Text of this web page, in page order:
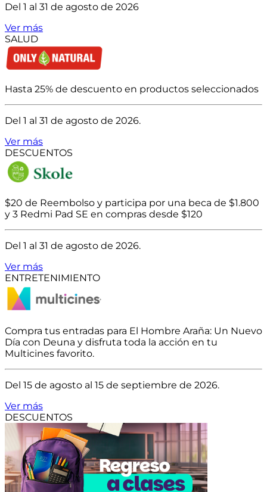
Del 1 al 31 de agosto de 2026
Ver más
SALUD
Hasta 25% de descuento en productos seleccionados
Del 1 al 31 de agosto de 2026.
Ver más
DESCUENTOS
$20 de Reembolso y participa por una beca de $1.800
y 3 Redmi Pad SE en compras desde $120
Del 1 al 31 de agosto de 2026.
Ver más
ENTRETENIMIENTO
Compra tus entradas para El Hombre Araña: Un Nuevo
Día con Deuna y disfruta toda la acción en tu
Multicines favorito.
Del 15 de agosto al 15 de septiembre de 2026.
Ver más
DESCUENTOS